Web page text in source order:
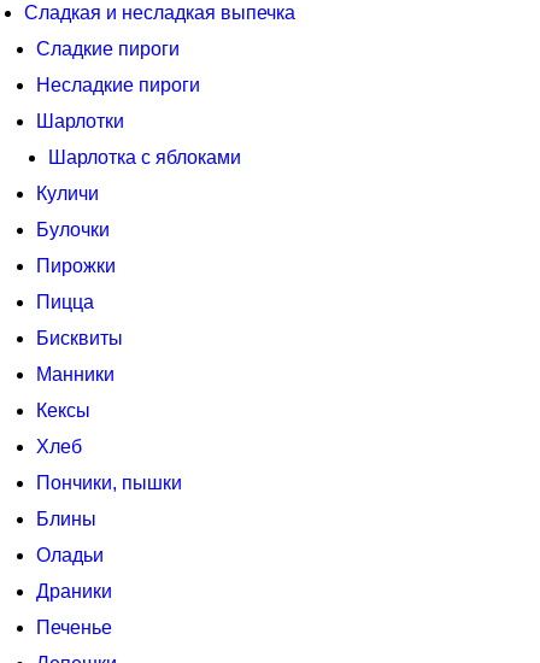
Сладкая и несладкая выпечка
Сладкие пироги
Несладкие пироги
Шарлотки
Шарлотка с яблоками
Куличи
Булочки
Пирожки
Пицца
Бисквиты
Манники
Кексы
Хлеб
Пончики, пышки
Блины
Оладьи
Драники
Печенье